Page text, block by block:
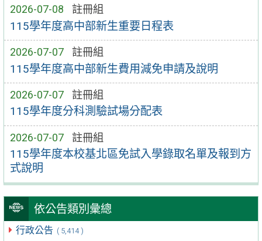
2026-07-08 註冊組
115學年度高中部新生重要日程表
2026-07-07 註冊組
115學年度高中部新生費用減免申請及說明
2026-07-07 註冊組
115學年度分科測驗試場分配表
2026-07-07 註冊組
115學年度本校基北區免試入學錄取名單及報到方
式說明
依公告類別彙總
行政公告 ( 5,414 )